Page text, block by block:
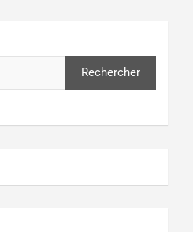
Rechercher